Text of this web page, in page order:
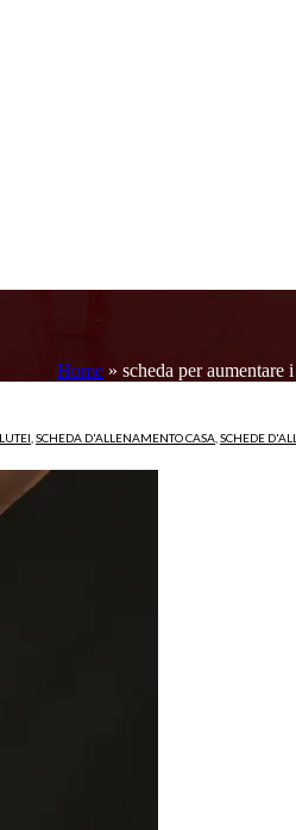
Home » scheda per aumentare
SCHEDA D'ALLENAMENTO CASA SCHEDE